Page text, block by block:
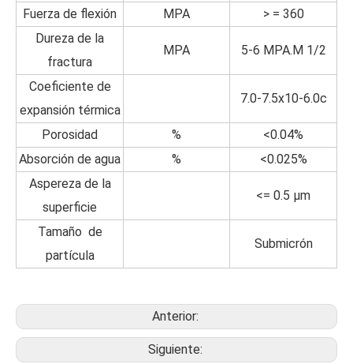
Fuerza de flexión MPA
> = 360
Dureza de la
fractura
MPA 5-6 MPA.M 1/2
Coeficiente de
expansión térmica
7.0-7.5x10-6.0c
Porosidad %
<0.04%
Absorción de agua
%
<0.025%
Aspereza de la
superficie
<= 0.5 μm
Tamaño de
partícula
Submicrón
Anterior:
Siguiente: